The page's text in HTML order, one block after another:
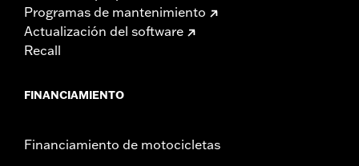
Programas de mantenimiento
Actualización del software
Recall
FINANCIAMIENTO
Financiamiento de motocicletas